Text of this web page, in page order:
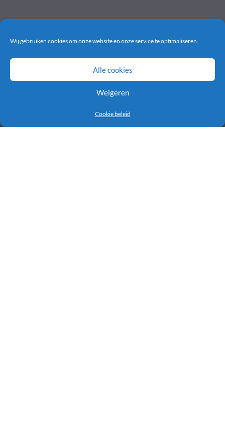
Wij gebruiken cookies om onze website en onze service te optimaliseren.
Alle cookies
Weigeren
Cookie beleid